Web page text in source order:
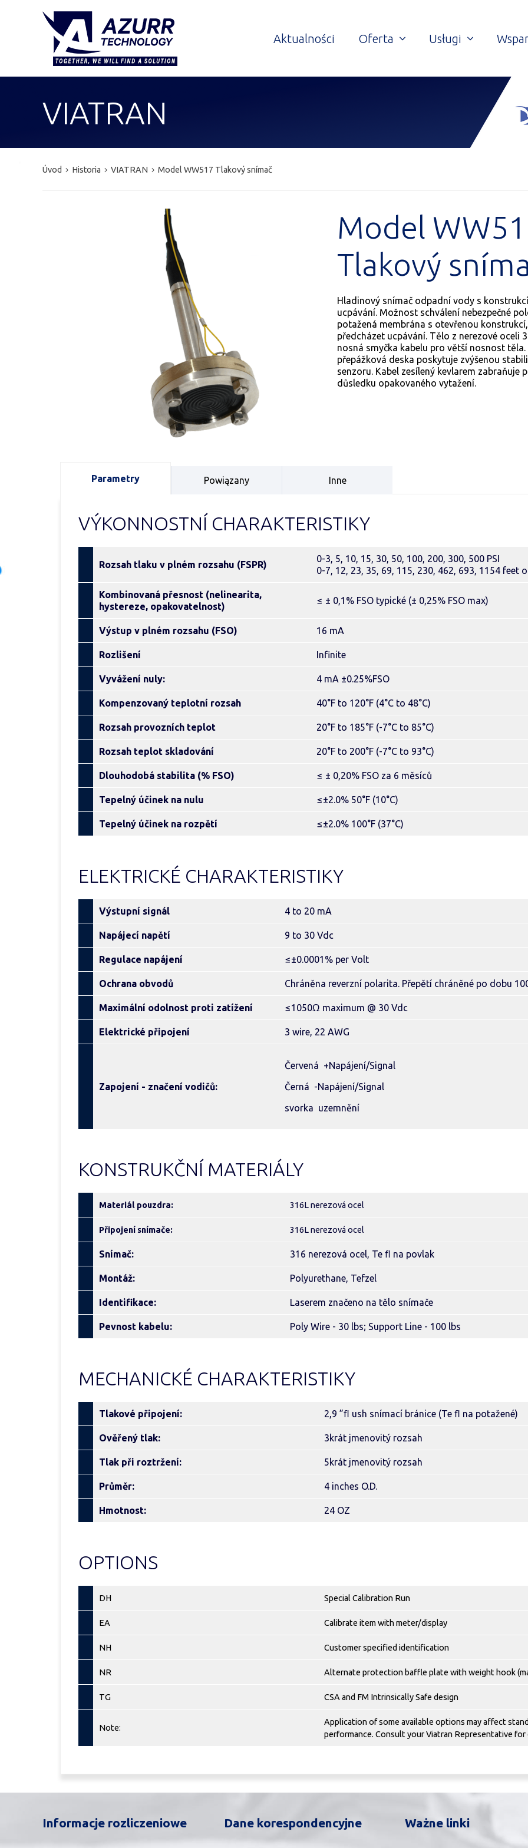
Aktualności Oferta Usługi
VIATRAN
Úvod Historia VIATRAN Model WW517 Tlakový snímač
Model
Tlakový
Hladinový snímač odpadní vody s
ucpávání. Možnost schválení nebezpečné
potažená membrána s otevřenou
předcházet ucpávání. Tělo z nerezové oceli
nosná smyčka kabelu pro větší nosnost
přepážková deska poskytuje zvýšenou
senzoru. Kabel zesílený kevlarem zabraňuje
důsledku opakovaného vytažení.
Parametry Powiązany Inne
VÝKONNOSTNÍ CHARAKTERISTIKY
Rozsah tlaku v plném rozsahu (FSPR)
0-3, 5, 10, 15, 30, 50, 100, 200, 300, 500 PSI
0-7, 12, 23, 35, 69, 115, 230, 462, 693, 1154 feet
Kombinovaná přesnost (nelinearita,
hystereze, opakovatelnost)
≤ ± 0,1% FSO typické (± 0,25% FSO max)
Výstup v plném rozsahu (FSO) 16 mA
Rozlišení Infinite
Vyvážení nuly: 4 mA ±0.25%FSO
Kompenzovaný teplotní rozsah 40°F to 120°F (4°C to 48°C)
Rozsah provozních teplot 20°F to 185°F (-7°C to 85°C)
Rozsah teplot skladování 20°F to 200°F (-7°C to 93°C)
Dlouhodobá stabilita (% FSO) ≤ ± 0,20% FSO za 6 měsíců
Tepelný účinek na nulu ≤±2.0% 50°F (10°C)
Tepelný účinek na rozpětí ≤±2.0% 100°F (37°C)
ELEKTRICKÉ CHARAKTERISTIKY
Výstupní signál 4 to 20 mA
Napájecí napětí 9 to 30 Vdc
Regulace napájení ≤±0.0001% per Volt
Ochrana obvodů Chráněna reverzní polarita. Přepětí chráněné po dobu
Maximální odolnost proti zatížení ≤1050Ω maximum @ 30 Vdc
Elektrické připojení 3 wire, 22 AWG
Zapojení - značení vodičů:
Červená +Napájení/Signal
Černá -Napájení/Signal
svorka uzemnění
KONSTRUKČNÍ MATERIÁLY
Materiál pouzdra: 316L nerezová ocel
Připojení snímače: 316L nerezová ocel
Snímač: 316 nerezová ocel, Te ﬂ na povlak
Montáž: Polyurethane, Tefzel
Identifikace: Laserem značeno na tělo snímače
Pevnost kabelu: Poly Wire - 30 lbs; Support Line - 100 lbs
MECHANICKÉ CHARAKTERISTIKY
Tlakové připojení: 2,9 ”ﬂ ush snímací bránice (Te ﬂ na potažené)
Ověřený tlak: 3krát jmenovitý rozsah
Tlak při roztržení: 5krát jmenovitý rozsah
Průměr: 4 inches O.D.
Hmotnost: 24 OZ
OPTIONS
DH Special Calibration Run
EA Calibrate item with meter/display
NH Customer specified identification
NR Alternate protection baffle plate with weight hook
TG CSA and FM Intrinsically Safe design
Note:
Application of some available options may affect
performance. Consult your Viatran Representative for
Informacje rozliczeniowe Dane korespondencyjne Ważne linki